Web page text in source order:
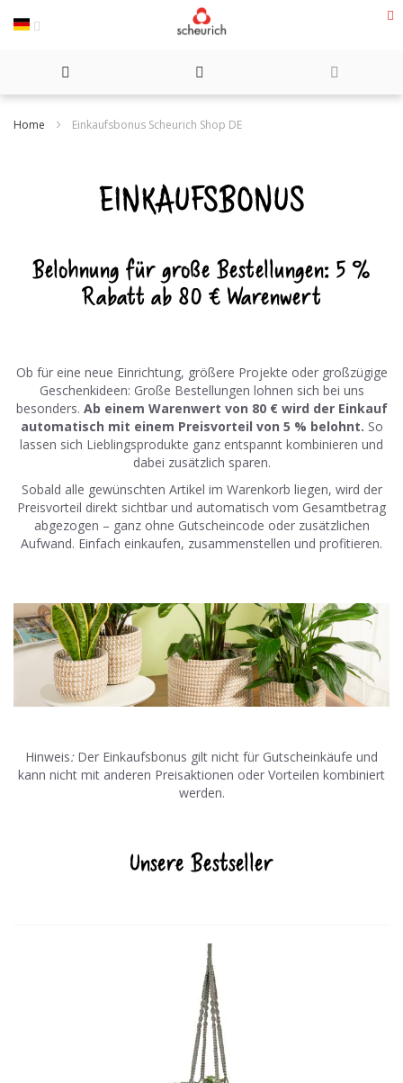
Direkt
Inhalt
Home Einkaufsbonus Scheurich Shop DE
EINKAUFSBONUS
Belohnung für große Bestellungen: 5 %
Rabatt ab 80 € Warenwert
Ob für eine neue Einrichtung, größere Projekte oder großzügige
Geschenkideen: Große Bestellungen lohnen sich bei uns
besonders. Ab einem Warenwert von 80 € wird der Einkauf
automatisch mit einem Preisvorteil von 5 % belohnt. So
lassen sich Lieblingsprodukte ganz entspannt kombinieren und
dabei zusätzlich sparen.
Sobald alle gewünschten Artikel im Warenkorb liegen, wird der
Preisvorteil direkt sichtbar und automatisch vom Gesamtbetrag
abgezogen – ganz ohne Gutscheincode oder zusätzlichen
Aufwand. Einfach einkaufen, zusammenstellen und profitieren.
Hinweis:Der Einkaufsbonus gilt nicht für Gutscheinkäufe und
kann nicht mit anderen Preisaktionen oder Vorteilen kombiniert
werden.
Unsere Bestseller